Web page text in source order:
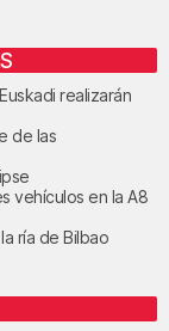
realizarán
de las
vehículos en la A8
ría de Bilbao